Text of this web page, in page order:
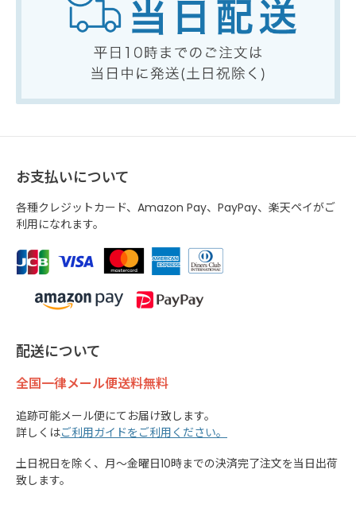
お支払いについて
各種クレジットカード、Amazon Pay、PayPay、楽天ペイがご
利用になれます。
配送について
全国一律メール便送料無料
追跡可能メール便にてお届け致します。
詳しくはご利用ガイドをご利用ください。
土日祝日を除く、月～金曜日10時までの決済完了注文を当日出荷
致します。